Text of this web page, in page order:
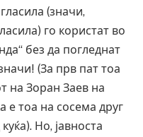
(значи,
го користат во
без да погледнат
(За прв пат тоа
на Зоран Заев на
е тоа на сосема друг
Но, јавноста